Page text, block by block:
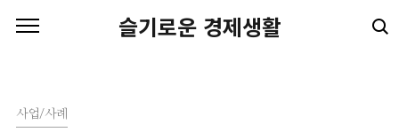
슬기로운 경제생활
사업/사례